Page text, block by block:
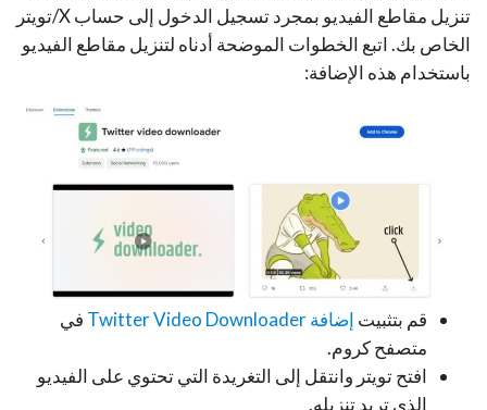
تنزيل مقاطع الفيديو بمجرد تسجيل الدخول إلى حساب X/تويتر
الخاص بك. اتبع الخطوات الموضحة أدناه لتنزيل مقاطع الفيديو
باستخدام هذه الإضافة:
قم بتثبيت إضافة Twitter Video Downloader
في
متصفح كروم.
افتح تويتر وانتقل إلى التغريدة التي تحتوي على الفيديو
الذي تريد تنزيله.